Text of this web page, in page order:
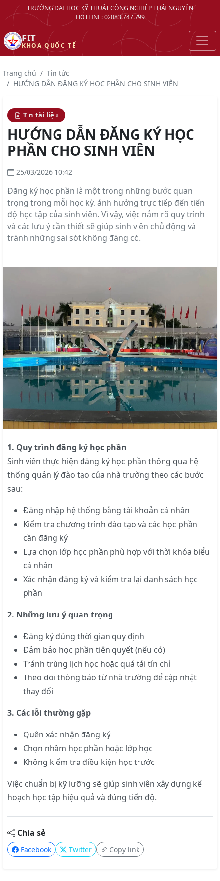
TRƯỜNG ĐẠI HỌC KỸ THUẬT CÔNG NGHIỆP THÁI NGUYÊN
HOTLINE: 02083.747.799
FIT
KHOA QUỐC TẾ
Trang chủ
Tin tức
HƯỚNG DẪN ĐĂNG KÝ HỌC PHẦN CHO SINH VIÊN
Tin tài liệu
HƯỚNG DẪN ĐĂNG KÝ HỌC
PHẦN CHO SINH VIÊN
25/03/2026 10:42
Đăng ký học phần là một trong những bước quan
trọng trong mỗi học kỳ, ảnh hưởng trực tiếp đến tiến
độ học tập của sinh viên. Vì vậy, việc nắm rõ quy trình
và các lưu ý cần thiết sẽ giúp sinh viên chủ động và
tránh những sai sót không đáng có.
1. Quy trình đăng ký học phần
Sinh viên thực hiện đăng ký học phần thông qua hệ
thống quản lý đào tạo của nhà trường theo các bước
sau:
Đăng nhập hệ thống bằng tài khoản cá nhân
Kiểm tra chương trình đào tạo và các học phần
cần đăng ký
Lựa chọn lớp học phần phù hợp với thời khóa biểu
cá nhân
Xác nhận đăng ký và kiểm tra lại danh sách học
phần
2. Những lưu ý quan trọng
Đăng ký đúng thời gian quy định
Đảm bảo học phần tiên quyết (nếu có)
Tránh trùng lịch học hoặc quá tải tín chỉ
Theo dõi thông báo từ nhà trường để cập nhật
thay đổi
3. Các lỗi thường gặp
Quên xác nhận đăng ký
Chọn nhầm học phần hoặc lớp học
Không kiểm tra điều kiện học trước
Việc chuẩn bị kỹ lưỡng sẽ giúp sinh viên xây dựng kế
hoạch học tập hiệu quả và đúng tiến độ.
Chia sẻ
Facebook Twitter Copy link